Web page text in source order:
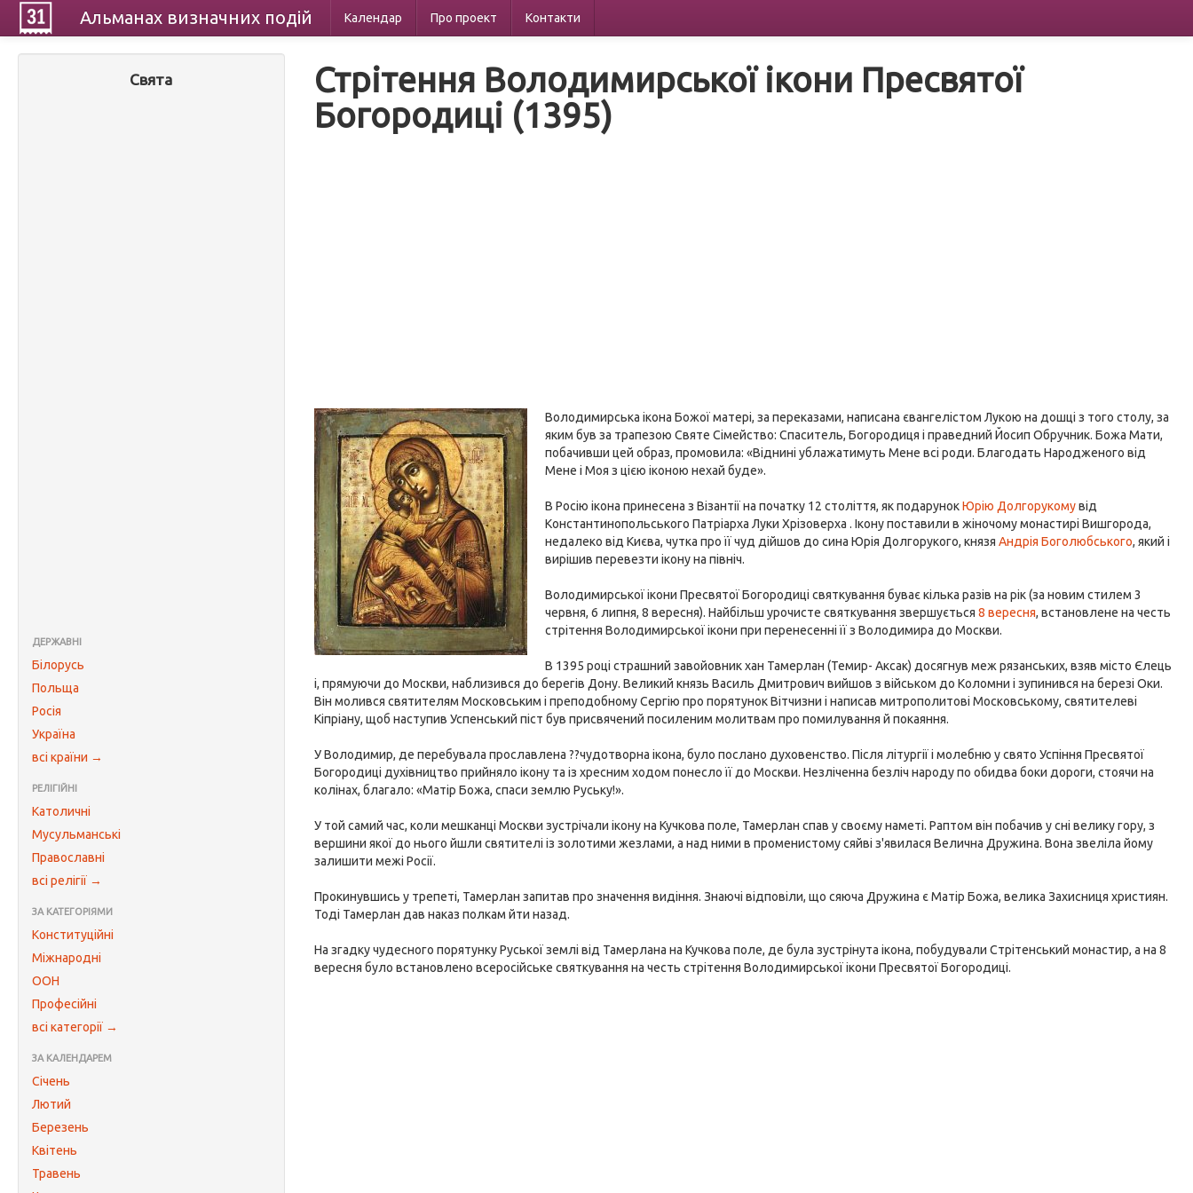
Альманах визначних подій Календар Про проект Контакти
Свята
ДЕРЖАВНІ
Білорусь
Польща
Росія
Україна
всі країни →
РЕЛІГІЙНІ
Католичні
Мусульманські
Православні
всі релігії →
ЗА КАТЕГОРІЯМИ
Конституційні
Міжнародні
ООН
Професійні
всі категорії →
ЗА КАЛЕНДАРЕМ
Січень
Лютий
Березень
Квітень
Травень
Стрітення Володимирської ікони Пресвятої
Богородиці (1395)
Володимирська ікона Божої матері, за переказами, написана євангелістом Лукою на дошці з того столу, за
яким був за трапезою Святе Сімейство: Спаситель, Богородиця і праведний Йосип Обручник. Божа Мати,
побачивши цей образ, промовила: «Віднині ублажатимуть Мене всі роди. Благодать Народженого від
Мене і Моя з цією іконою нехай буде».
В Росію ікона принесена з Візантії на початку 12 століття, як подарунокЮрію Долгорукомувід
Константинопольського Патріарха Луки Хрізоверха . Ікону поставили в жіночому монастирі Вишгорода,
недалеко від Києва, чутка про її чуд дійшов до сина Юрія Долгорукого, князяАндрія Боголюбського, який і
вирішив перевезти ікону на північ.
Володимирської ікони Пресвятої Богородиці святкування буває кілька разів на рік (за новим стилем 3
червня, 6 липня, 8 вересня). Найбільш урочисте святкування звершується8 вересня, встановлене на честь
стрітення Володимирської ікони при перенесенні її з Володимира до Москви.
В 1395 році страшний завойовник хан Тамерлан (Темир- Аксак) досягнув меж рязанських, взяв місто Єлець
і, прямуючи до Москви, наблизився до берегів Дону. Великий князь Василь Дмитрович вийшов з військом до Коломни і зупинився на березі Оки.
Він молився святителям Московським і преподобному Сергію про порятунок Вітчизни і написав митрополитові Московському, святителеві
Кіпріану, щоб наступив Успенський піст був присвячений посиленим молитвам про помилування й покаяння.
У Володимир, де перебувала прославлена ??чудотворна ікона, було послано духовенство. Після літургії і молебню у свято Успіння Пресвятої
Богородиці духівництво прийняло ікону та із хресним ходом понесло її до Москви. Незліченна безліч народу по обидва боки дороги, стоячи на
колінах, благало: «Матір Божа, спаси землю Руську!».
У той самий час, коли мешканці Москви зустрічали ікону на Кучкова поле, Тамерлан спав у своєму наметі. Раптом він побачив у сні велику гору, з
вершини якої до нього йшли святителі із золотими жезлами, а над ними в променистому сяйві з'явилася Велична Дружина. Вона звеліла йому
залишити межі Росії.
Прокинувшись у трепеті, Тамерлан запитав про значення видіння. Знаючі відповіли, що сяюча Дружина є Матір Божа, велика Захисниця християн.
Тоді Тамерлан дав наказ полкам йти назад.
На згадку чудесного порятунку Руської землі від Тамерлана на Кучкова поле, де була зустрінута ікона, побудували Стрітенський монастир, а на 8
вересня було встановлено всеросійське святкування на честь стрітення Володимирської ікони Пресвятої Богородиці.